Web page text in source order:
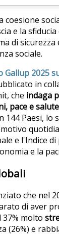
coesione
e la
di
sociale.
Gallup 2025
in
che indaga
pace e salute
144 Paesi, lo
e l'Indice
e la
che nel
di aver
37% molto
(26%) e